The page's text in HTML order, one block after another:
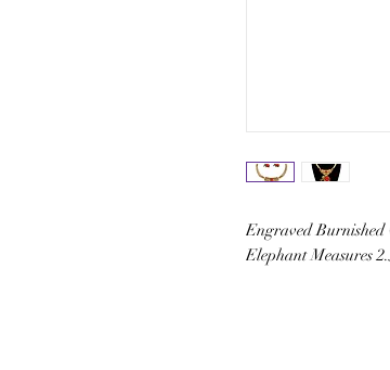
Engraved Burnished
Elephant Measures